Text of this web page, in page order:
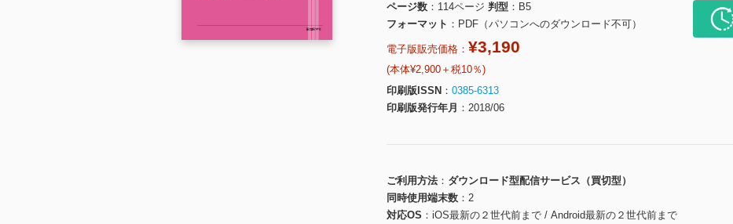
ページ数
114ページ 判型
B5
フォーマット
PDF（パソコンへのダウンロード不可）
電子版販売価格： ¥3,190
(本体¥2,900＋税10％)
印刷版ISSN
0385-6313
印刷版発行年月
2018/06
ご利用方法
ダウンロード型配信サービス（買切型）
同時使用端末数
2
対応OS
iOS最新の２世代前まで / Android最新の２世代前まで